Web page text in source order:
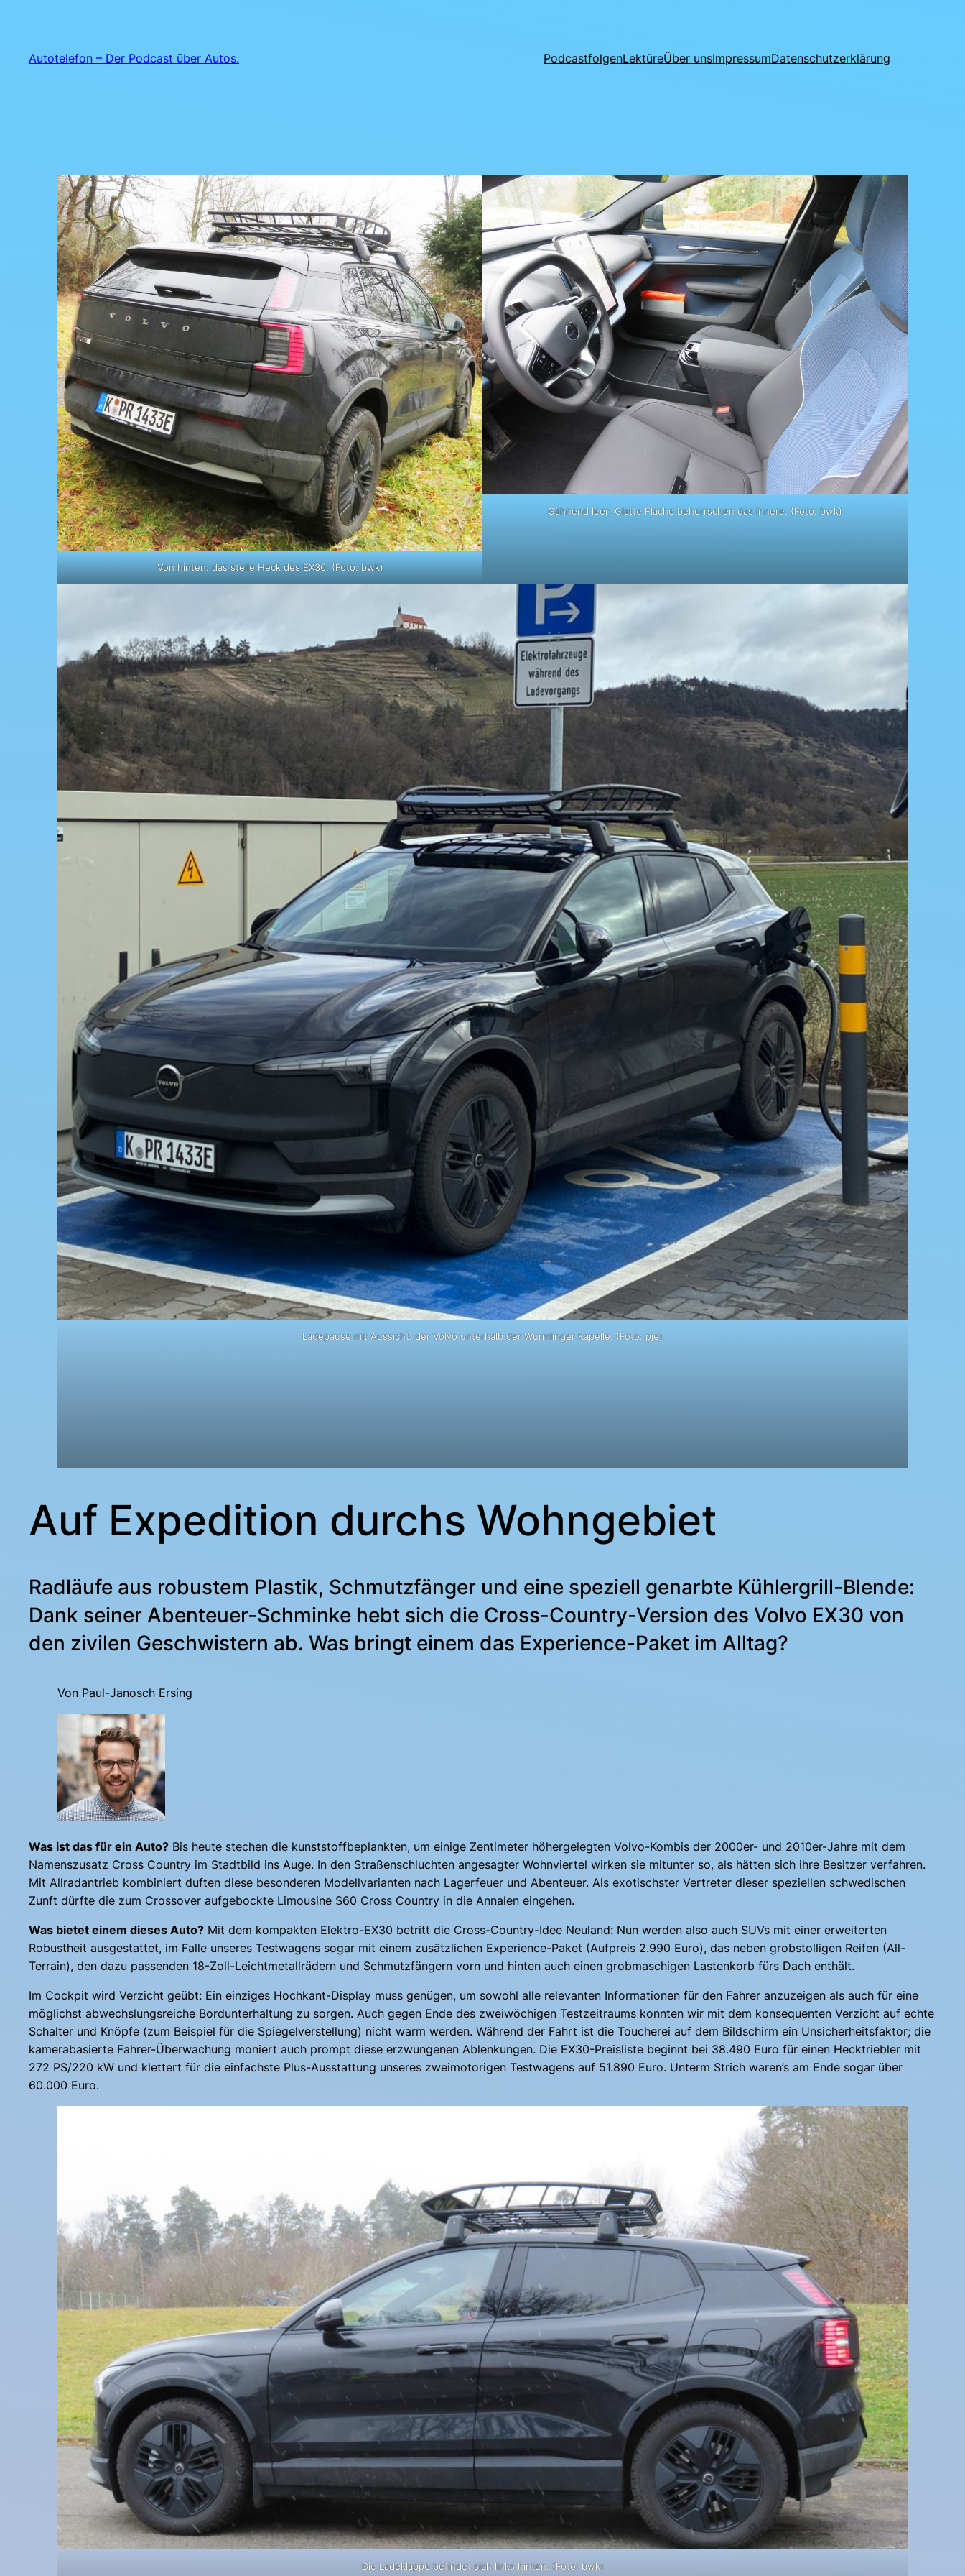
Autotelefon – Der Podcast über Autos. PodcastfolgenLektüreÜber unsImpressumDatenschutzerklärung
Von hinten: das steile Heck des EX30. (Foto: bwk)
Gähnend leer: Glatte Fläche beherrschen das Innere. (Foto: bwk)
Ladepause mit Aussicht: der Volvo unterhalb der Wurmlinger Kapelle. (Foto: pje)
Auf Expedition durchs Wohngebiet
Radläufe aus robustem Plastik, Schmutzfänger und eine speziell genarbte Kühlergrill-Blende:
Dank seiner Abenteuer-Schminke hebt sich die Cross-Country-Version des Volvo EX30 von
den zivilen Geschwistern ab. Was bringt einem das Experience-Paket im Alltag?
Von Paul-Janosch Ersing
Was ist das für ein Auto? Bis heute stechen die kunststoffbeplankten, um einige Zentimeter höhergelegten Volvo-Kombis der 2000er- und 2010er-Jahre mit dem
Namenszusatz Cross Country im Stadtbild ins Auge. In den Straßenschluchten angesagter Wohnviertel wirken sie mitunter so, als hätten sich ihre Besitzer verfahren.
Mit Allradantrieb kombiniert duften diese besonderen Modellvarianten nach Lagerfeuer und Abenteuer. Als exotischster Vertreter dieser speziellen schwedischen
Zunft dürfte die zum Crossover aufgebockte Limousine S60 Cross Country in die Annalen eingehen.
Was bietet einem dieses Auto? Mit dem kompakten Elektro-EX30 betritt die Cross-Country-Idee Neuland: Nun werden also auch SUVs mit einer erweiterten
Robustheit ausgestattet, im Falle unseres Testwagens sogar mit einem zusätzlichen Experience-Paket (Aufpreis 2.990 Euro), das neben grobstolligen Reifen (All-
Terrain), den dazu passenden 18-Zoll-Leichtmetallrädern und Schmutzfängern vorn und hinten auch einen grobmaschigen Lastenkorb fürs Dach enthält.
Im Cockpit wird Verzicht geübt: Ein einziges Hochkant-Display muss genügen, um sowohl alle relevanten Informationen für den Fahrer anzuzeigen als auch für eine
möglichst abwechslungsreiche Bordunterhaltung zu sorgen. Auch gegen Ende des zweiwöchigen Testzeitraums konnten wir mit dem konsequenten Verzicht auf echte
Schalter und Knöpfe (zum Beispiel für die Spiegelverstellung) nicht warm werden. Während der Fahrt ist die Toucherei auf dem Bildschirm ein Unsicherheitsfaktor; die
kamerabasierte Fahrer-Überwachung moniert auch prompt diese erzwungenen Ablenkungen. Die EX30-Preisliste beginnt bei 38.490 Euro für einen Hecktriebler mit
272 PS/220 kW und klettert für die einfachste Plus-Ausstattung unseres zweimotorigen Testwagens auf 51.890 Euro. Unterm Strich waren’s am Ende sogar über
60.000 Euro.
Die Ladeklappe befindet sich links hinten. (Foto: bwk)